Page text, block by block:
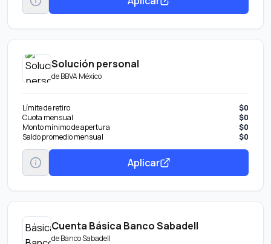
Solución personal
deBBVA México
Límite de retiro
$0
Cuota mensual
$0
Monto mínimo de apertura
$0
Saldo promedio mensual
$0
Aplicar
Cuenta Básica Banco Sabadell
deBanco Sabadell